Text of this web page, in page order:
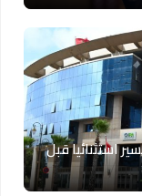
استثنائيا قبل